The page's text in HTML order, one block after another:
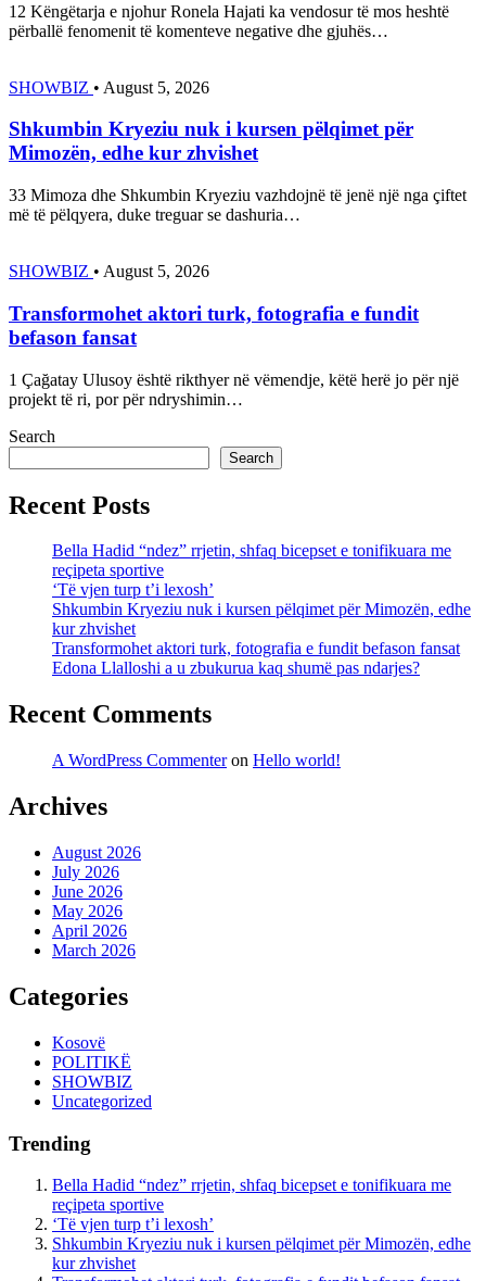
12 Këngëtarja e njohur Ronela Hajati ka vendosur të mos heshtë
përballë fenomenit të komenteve negative dhe gjuhës…
SHOWBIZ • August 5, 2026
Shkumbin Kryeziu nuk i kursen pëlqimet për
Mimozën, edhe kur zhvishet
33 Mimoza dhe Shkumbin Kryeziu vazhdojnë të jenë një nga çiftet
më të pëlqyera, duke treguar se dashuria…
SHOWBIZ • August 5, 2026
Transformohet aktori turk, fotografia e fundit
befason fansat
1 Çağatay Ulusoy është rikthyer në vëmendje, këtë herë jo për një
projekt të ri, por për ndryshimin…
Search
Search
Recent Posts
Bella Hadid “ndez” rrjetin, shfaq bicepset e tonifikuara me
reçipeta sportive
‘Të vjen turp t’i lexosh’
Shkumbin Kryeziu nuk i kursen pëlqimet për Mimozën, edhe
kur zhvishet
Transformohet aktori turk, fotografia e fundit befason fansat
Edona Llalloshi a u zbukurua kaq shumë pas ndarjes?
Recent Comments
A WordPress Commenteron Hello world!
Archives
August 2026
July 2026
June 2026
May 2026
April 2026
March 2026
Categories
Kosovë
POLITIKË
SHOWBIZ
Uncategorized
Trending
Bella Hadid “ndez” rrjetin, shfaq bicepset e tonifikuara me
reçipeta sportive
‘Të vjen turp t’i lexosh’
Shkumbin Kryeziu nuk i kursen pëlqimet për Mimozën, edhe
kur zhvishet